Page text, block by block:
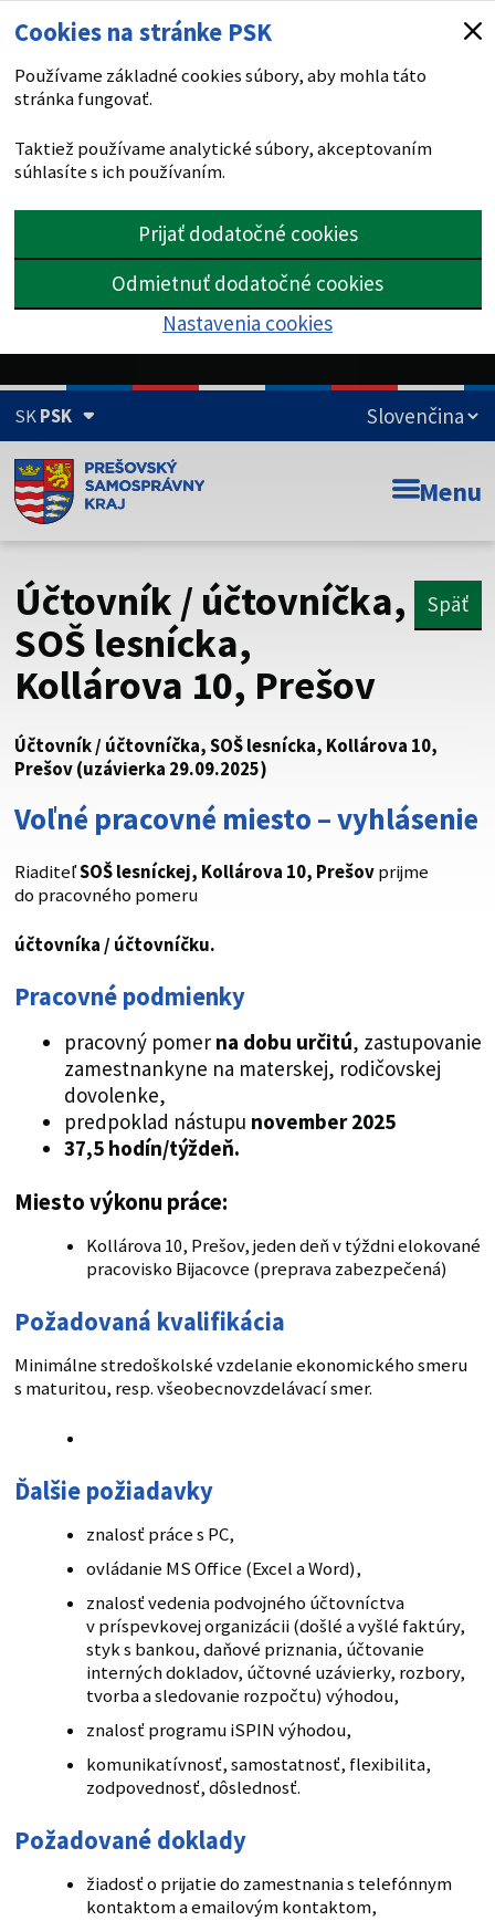
Cookies na stránke PSK
Používame základné cookies súbory, aby mohla táto
stránka fungovať.
Taktiež používame analytické súbory, akceptovaním
súhlasíte s ich používaním.
Prijať dodatočné cookies
Odmietnuť dodatočné cookies
Nastavenia cookies
SKPSK
Doména psk.sk je oficiálna
Toto je oficiálna webová stránka Prešovského
psk.sk.
Táto stránka je zabezpečená
Buďte pozorní a vždy sa uistite, že zdieľate informácie iba
cez zabezpečenú webovú stránku. Zabezpečená stránka
Menu
Účtovník / účtovníčka,
SOŠ lesnícka,
Kollárova 10, Prešov
Späť
Účtovník / účtovníčka, SOŠ lesnícka, Kollárova 10,
Prešov (uzávierka 29.09.2025)
Voľné pracovné miesto – vyhlásenie
RiaditeľSOŠ lesníckej, Kollárova 10, Prešov prijme
do pracovného pomeru
účtovníka / účtovníčku.
Pracovné podmienky
pracovný pomer na dobu určitú, zastupovanie
zamestnankyne na materskej, rodičovskej
dovolenke,
predpoklad nástupu november 2025
37,5 hodín/týždeň.
Miesto výkonu práce:
Kollárova 10, Prešov, jeden deň v týždni elokované
pracovisko Bijacovce (preprava zabezpečená)
Požadovaná kvalifikácia
Minimálne stredoškolské vzdelanie ekonomického smeru
s maturitou, resp. všeobecnovzdelávací smer.
Ďalšie požiadavky
znalosť práce s PC,
ovládanie MS Office (Excel a Word),
znalosť vedenia podvojného účtovníctva
v príspevkovej organizácii (došlé a vyšlé faktúry,
styk s bankou, daňové priznania, účtovanie
interných dokladov, účtovné uzávierky, rozbory,
tvorba a sledovanie rozpočtu) výhodou,
znalosť programu iSPIN výhodou,
komunikatívnosť, samostatnosť, flexibilita,
zodpovednosť, dôslednosť.
Požadované doklady
žiadosť o prijatie do zamestnania s telefónnym
kontaktom a emailovým kontaktom,